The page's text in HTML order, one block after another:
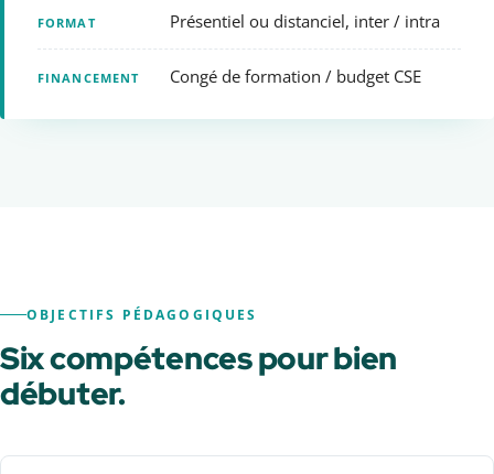
FORMAT Présentiel ou distanciel, inter / intra
FINANCEMENT Congé de formation / budget CSE
OBJECTIFS PÉDAGOGIQUES
Six compétences pour bien
débuter.